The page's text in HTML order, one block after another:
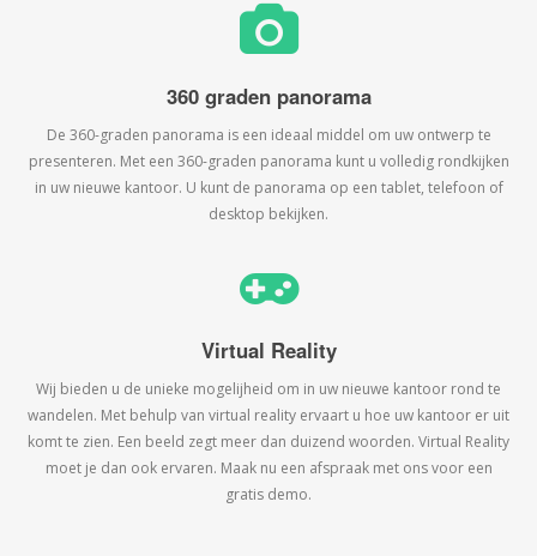
360 graden panorama
De 360-graden panorama is een ideaal middel om uw ontwerp te
presenteren. Met een 360-graden panorama kunt u volledig rondkijken
in uw nieuwe kantoor. U kunt de panorama op een tablet, telefoon of
desktop bekijken.
Virtual Reality
Wij bieden u de unieke mogelijheid om in uw nieuwe kantoor rond te
wandelen. Met behulp van virtual reality ervaart u hoe uw kantoor er uit
komt te zien. Een beeld zegt meer dan duizend woorden. Virtual Reality
moet je dan ook ervaren. Maak nu een afspraak met ons voor een
gratis demo.